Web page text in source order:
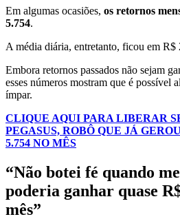
Em algumas ocasiões, os retornos
5.754.
A média diária, entretanto, ficou em R$
Embora retornos passados não sejam
esses números mostram que é possível
ímpar.
CLIQUE AQUI PARA LIBERAR
PEGASUS, ROBÔ QUE JÁ
5.754 NO MÊS
“Não botei fé quando
poderia ganhar quase
mês”